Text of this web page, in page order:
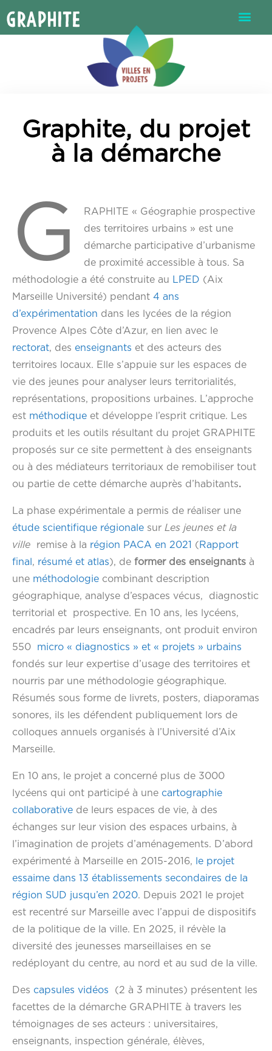
Graphite
Graphite, du projet
à la démarche
G
RAPHITE « Géographie prospective
des territoires urbains » est une
démarche participative d’urbanisme
de proximité accessible à tous. Sa
méthodologie a été construite au LPED (Aix
Marseille Université) pendant 4 ans
d’expérimentation dans les lycées de la région
Provence Alpes Côte d’Azur, en lien avec le
rectorat, des enseignants et des acteurs des
territoires locaux. Elle s’appuie sur les espaces de
vie des jeunes pour analyser leurs territorialités,
représentations, propositions urbaines. L’approche
est méthodique et développe l’esprit critique. Les
produits et les outils résultant du projet GRAPHITE
proposés sur ce site permettent à des enseignants
ou à des médiateurs territoriaux de remobiliser tout
ou partie de cette démarche auprès d’habitants.
La phase expérimentale a permis de réaliser une
étude scientifique régionale sur Les jeunes et la
ville remise à la région PACA en 2021 (Rapport
final , résumé et atlas), de former des enseignants à
une méthodologie combinant description
géographique, analyse d’espaces vécus, diagnostic
territorial et prospective. En 10 ans, les lycéens,
encadrés par leurs enseignants, ont produit environ
550
micro « diagnostics » et « projets » urbains
fondés sur leur expertise d’usage des territoires et
nourris par une méthodologie géographique.
Résumés sous forme de livrets, posters, diaporamas
sonores, ils les défendent publiquement lors de
colloques annuels organisés à l’Université d’Aix
Marseille.
En 10 ans, le projet a concerné plus de 3000
lycéens qui ont participé à une cartographie
collaborative de leurs espaces de vie, à des
échanges sur leur vision des espaces urbains, à
l’imagination de projets d’aménagements. D’abord
expérimenté à Marseille en 2015-2016,
le projet
essaime dans 13 établissements secondaires de la
région SUD jusqu’en 2020. Depuis 2021 le projet
est recentré sur Marseille avec l’appui de dispositifs
de la politique de la ville. En 2025, il révèle la
diversité des jeunesses marseillaises en se
redéployant du centre, au nord et au sud de la ville.
Des capsules vidéos
(2 à 3 minutes) présentent les
facettes de la démarche GRAPHITE à travers les
témoignages de ses acteurs : universitaires,
enseignants, inspection générale, élèves,